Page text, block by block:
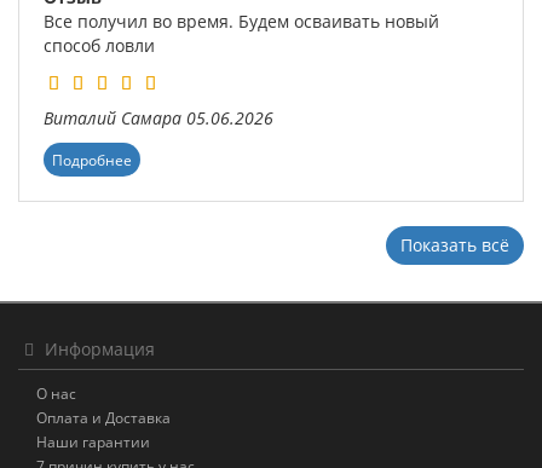
Все получил во время. Будем осваивать новый
способ ловли
Виталий Самара 05.06.2026
Подробнее
Показать всё
Информация
О нас
Оплата и Доставка
Наши гарантии